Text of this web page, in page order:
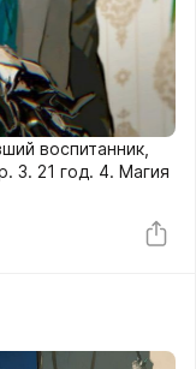
воспитанник,
3. 21 год. 4. Магия